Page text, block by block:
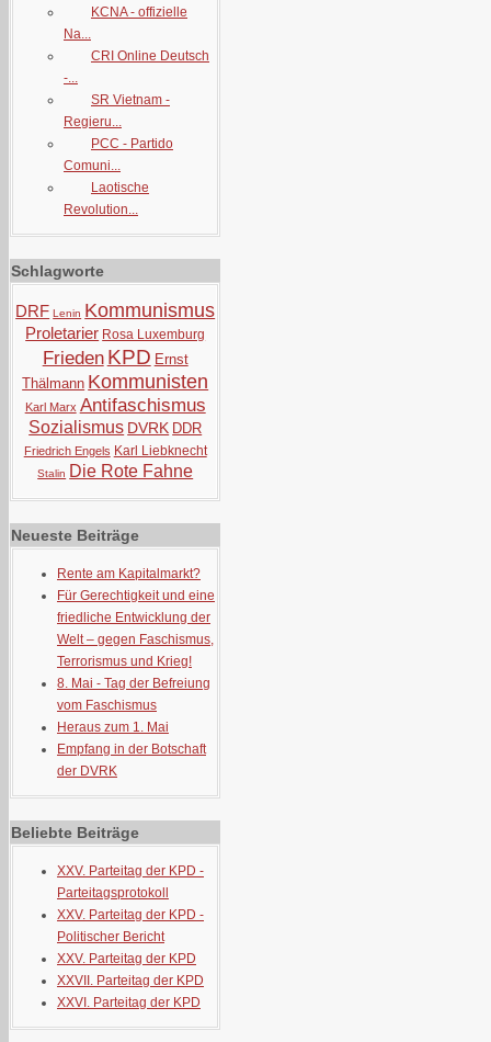
KCNA - offizielle
Na...
CRI Online Deutsch
-...
SR Vietnam -
Regieru...
PCC - Partido
Comuni...
Laotische
Revolution...
Schlagworte
DRF Lenin Kommunismus
Proletarier Rosa Luxemburg
Frieden KPD Ernst
Thälmann Kommunisten
Karl Marx Antifaschismus
Sozialismus DVRK DDR
Friedrich Engels Karl Liebknecht
Stalin Die Rote Fahne
Neueste Beiträge
Rente am Kapitalmarkt?
Für Gerechtigkeit und eine
friedliche Entwicklung der
Welt – gegen Faschismus,
Terrorismus und Krieg!
8. Mai - Tag der Befreiung
vom Faschismus
Heraus zum 1. Mai
Empfang in der Botschaft
der DVRK
Beliebte Beiträge
XXV. Parteitag der KPD -
Parteitagsprotokoll
XXV. Parteitag der KPD -
Politischer Bericht
XXV. Parteitag der KPD
XXVII. Parteitag der KPD
XXVI. Parteitag der KPD